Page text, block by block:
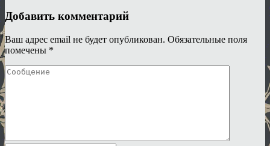
Добавить комментарий
Ваш адрес email не будет опубликован. Обязательные поля
помечены *